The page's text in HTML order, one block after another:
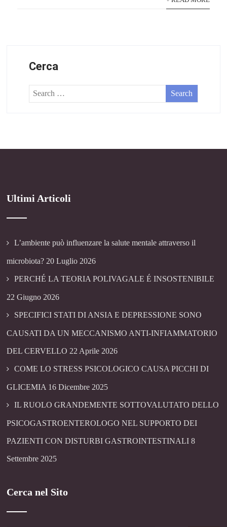
Cerca
Ultimi Articoli
L’ambiente può influenzare la salute mentale attraverso il
microbiota? 20 Luglio 2026
PERCHÉ LA TEORIA POLIVAGALE É INSOSTENIBILE
22 Giugno 2026
SPECIFICI STATI DI ANSIA E DEPRESSIONE SONO
CAUSATI DA UN MECCANISMO ANTI-INFIAMMATORIO
DEL CERVELLO 22 Aprile 2026
COME LO STRESS PSICOLOGICO CAUSA PICCHI DI
GLICEMIA 16 Dicembre 2025
IL RUOLO GRANDEMENTE SOTTOVALUTATO DELLO
PSICOGASTROENTEROLOGO NEL SUPPORTO DEI
PAZIENTI CON DISTURBI GASTROINTESTINALI 8
Settembre 2025
Cerca nel Sito